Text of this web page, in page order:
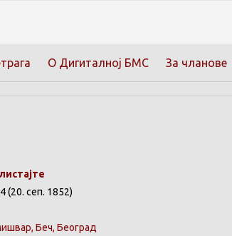
О Дигиталној БМС За чланове
(20. сеп. 1852)
Беч, Београд